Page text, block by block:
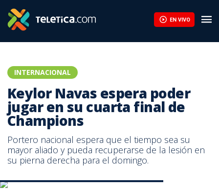
EN VIVO
INTERNACIONAL
Keylor Navas espera poder
jugar en su cuarta final de
Champions
Portero nacional espera que el tiempo sea su
mayor aliado y pueda recuperarse de la lesión en
su pierna derecha para el domingo.